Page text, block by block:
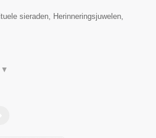
sieraden, Herinneringsjuwelen,
▼